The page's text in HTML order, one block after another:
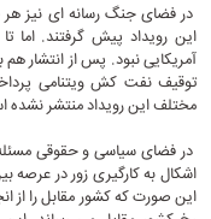
در فضای جنگ رسانه ای نیز
این رویداد پیش گرفتند. اما
آمریکایی نبود. پس از انتشار
توقیف نفت کش ویتنامی
مختلف این رویداد منتشر
در فضای سیاسی و حقوقی مسئله
اشکال به کارگیری زور در عرصه
این صورت که کشور مقابل را از